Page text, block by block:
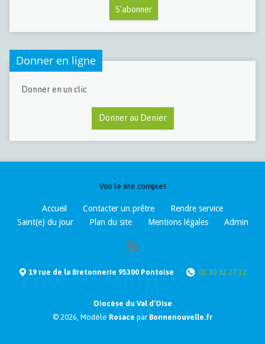
Donner en ligne
Donner en un clic
Donner au Denier
Voir le site complet
Accueil Contacter un prêtre
Rendre service
Saint(e) du jour
Plan du site Mentions légales Admin
19 rue de la Bretonnerie 95300 Pontoise 01 30 32 27 12
Diocèse du Val d’Oise
© 2026, Modèle Rosace par Bonnenouvelle.fr